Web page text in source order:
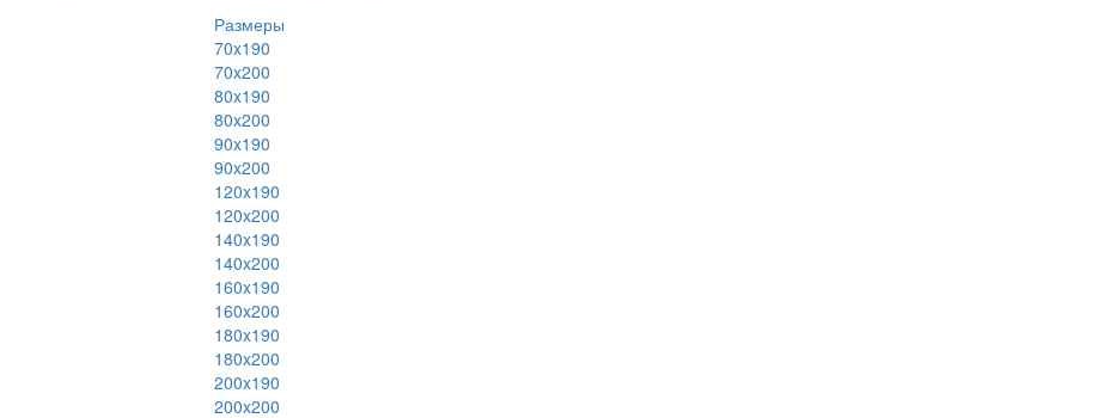
Размеры
70x190
70x200
80x190
80x200
90x190
90x200
120x190
120x200
140x190
140x200
160x190
160x200
180x190
180x200
200x190
200x200